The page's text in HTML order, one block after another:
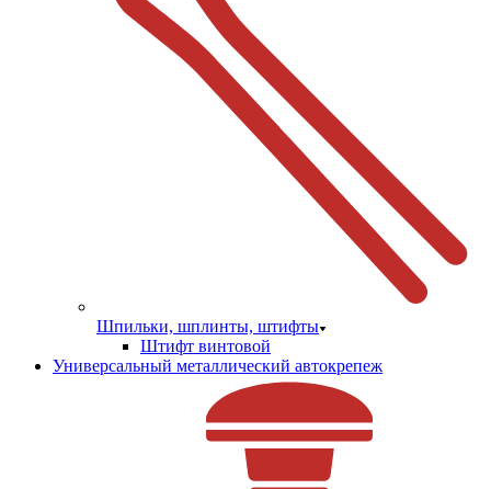
Шпильки, шплинты, штифты
Штифт винтовой
Универсальный металлический автокрепеж